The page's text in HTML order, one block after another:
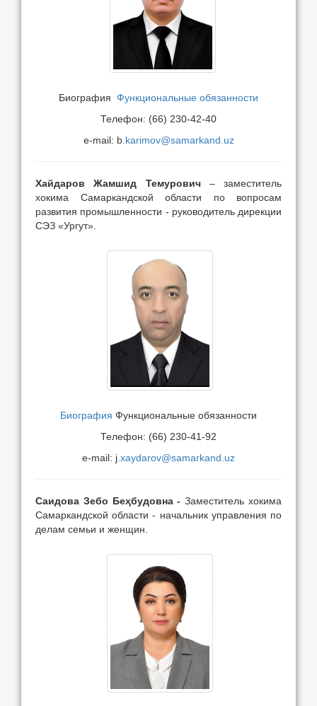
Биография Функциональные обязанности
Телефон: (66) 230-42-40
e-mail: b.karimov@samarkand.uz
Хайдаров Жамшид Темурович– заместитель
хокима Самаркандской области по вопросам
развития промышленности - руководитель дирекции
СЭЗ «Ургут».
Биография Функциональные обязанности
Телефон: (66) 230-41-92
e-mail: j .xaydarov@samarkand.uz
Саидова Зебо Беҳбудовна-Заместитель хокима
Самаркандской области - начальник управления по
делам семьи и женщин.